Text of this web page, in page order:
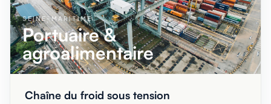
SEINE-MARITIME
Portuaire &
agroalimentaire
Chaîne du froid sous tension